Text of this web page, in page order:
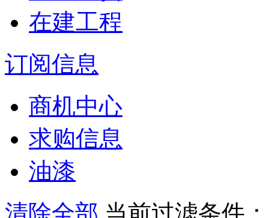
在建工程
订阅信息
商机中心
求购信息
油漆
清除全部 当前过滤条件